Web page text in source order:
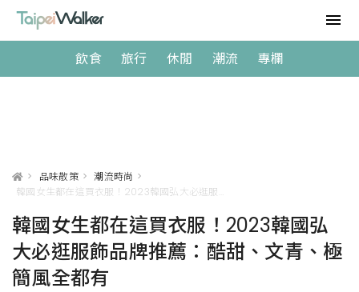
飲食 旅行 休閒 潮流 專欄
> 品味散策 > 潮流時尚 >
韓國女生都在這買衣服！2023韓國弘
大必逛服飾品牌推薦：酷甜、文青、極
簡風全都有